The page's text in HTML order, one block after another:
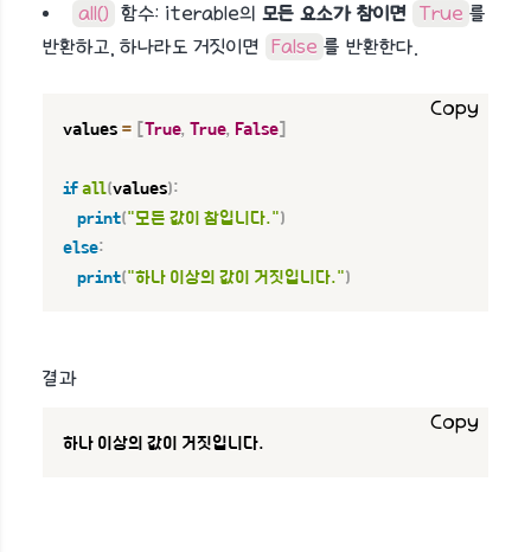
all() 함수: iterable의모든 요소가 참이면 True 를
반환하고, 하나라도 거짓이면
False 를 반환한다.
values = [True, True, False
if all(values):
print("모든 값이 참입니다.")
else:
print("하나 이상의 값이 거짓입니다.")
Copy
결과
하나 이상의 값이 거짓입니다.
Copy